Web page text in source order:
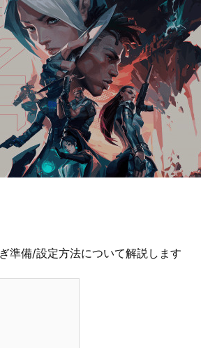
準備/設定方法について解説します